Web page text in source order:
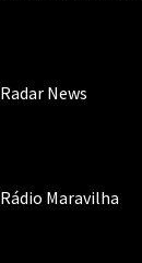
Radar News
Rádio Maravilha